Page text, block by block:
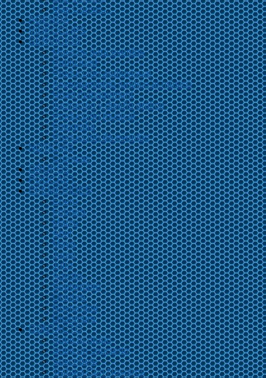
Más Cursos…
AGENDA
VIDEOCLIPS
SERVICIOS
Músicos para eventos
Publicidad
Producción audiovisual
Asesoramiento jurídico al músico
Road management
Ilustración y diseño gráfico
Producción musical
Fotografía
Producción de eventos
NOTICIAS
Crónicas
GRUPOS
PODCAST
EFEMÉRIDES
Enero
Febrero
Marzo
Abril
Mayo
Junio
Julio
Agosto
Septiembre
Octubre
Noviembre
Diciembre
CONTACTO
Sube tu grupo
Sube un concierto
Suscríbete
Trabaja Con Nosotros